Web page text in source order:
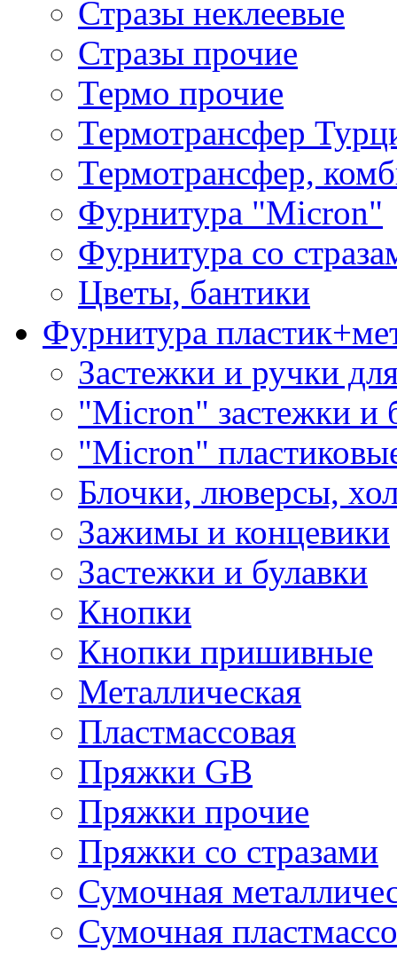
Стразы неклеевые
Стразы прочие
Термо прочие
Термотрансфер
Термотрансфер,
Фурнитура "Micron"
Фурнитура со
Цветы, бантики
Фурнитура
Застежки и ручки
"Micron" застежки и
"Micron"
Блочки, люверсы,
Зажимы и концевики
Застежки и булавки
Кнопки
Кнопки пришивные
Металлическая
Пластмассовая
Пряжки GB
Пряжки прочие
Пряжки со стразами
Сумочная
Сумочная